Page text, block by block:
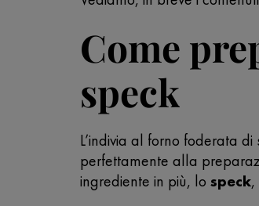
Come
speck
L’indivia al forno foderata
perfettamente alla
ingrediente in più, lo speck,